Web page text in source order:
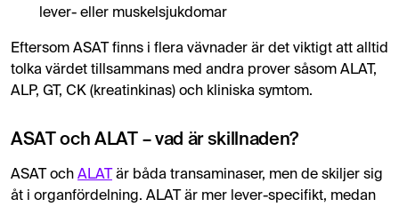
lever- eller muskelsjukdomar
Eftersom ASAT finns i flera vävnader är det viktigt att alltid
tolka värdet tillsammans med andra prover såsom ALAT,
ALP, GT, CK (kreatinkinas) och kliniska symtom.
ASAT och ALAT – vad är skillnaden?
ASAT och ALAT
är båda transaminaser, men de skiljer sig
åt i organfördelning. ALAT är mer lever-specifikt, medan